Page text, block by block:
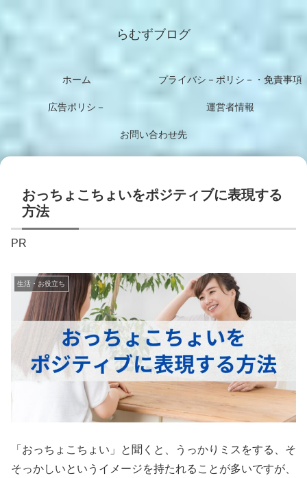
らむずブログ
ホーム プライバシ－ポリシ－・免責事項
広告ポリシ－ 運営者情報
お問い合わせ先
おっちょこちょいをポジティブに表現する
方法
PR
生活・お役立ち
「おっちょこちょい」と聞くと、うっかりミスをする、そ
そっかしいというイメージを持たれることが多いですが、